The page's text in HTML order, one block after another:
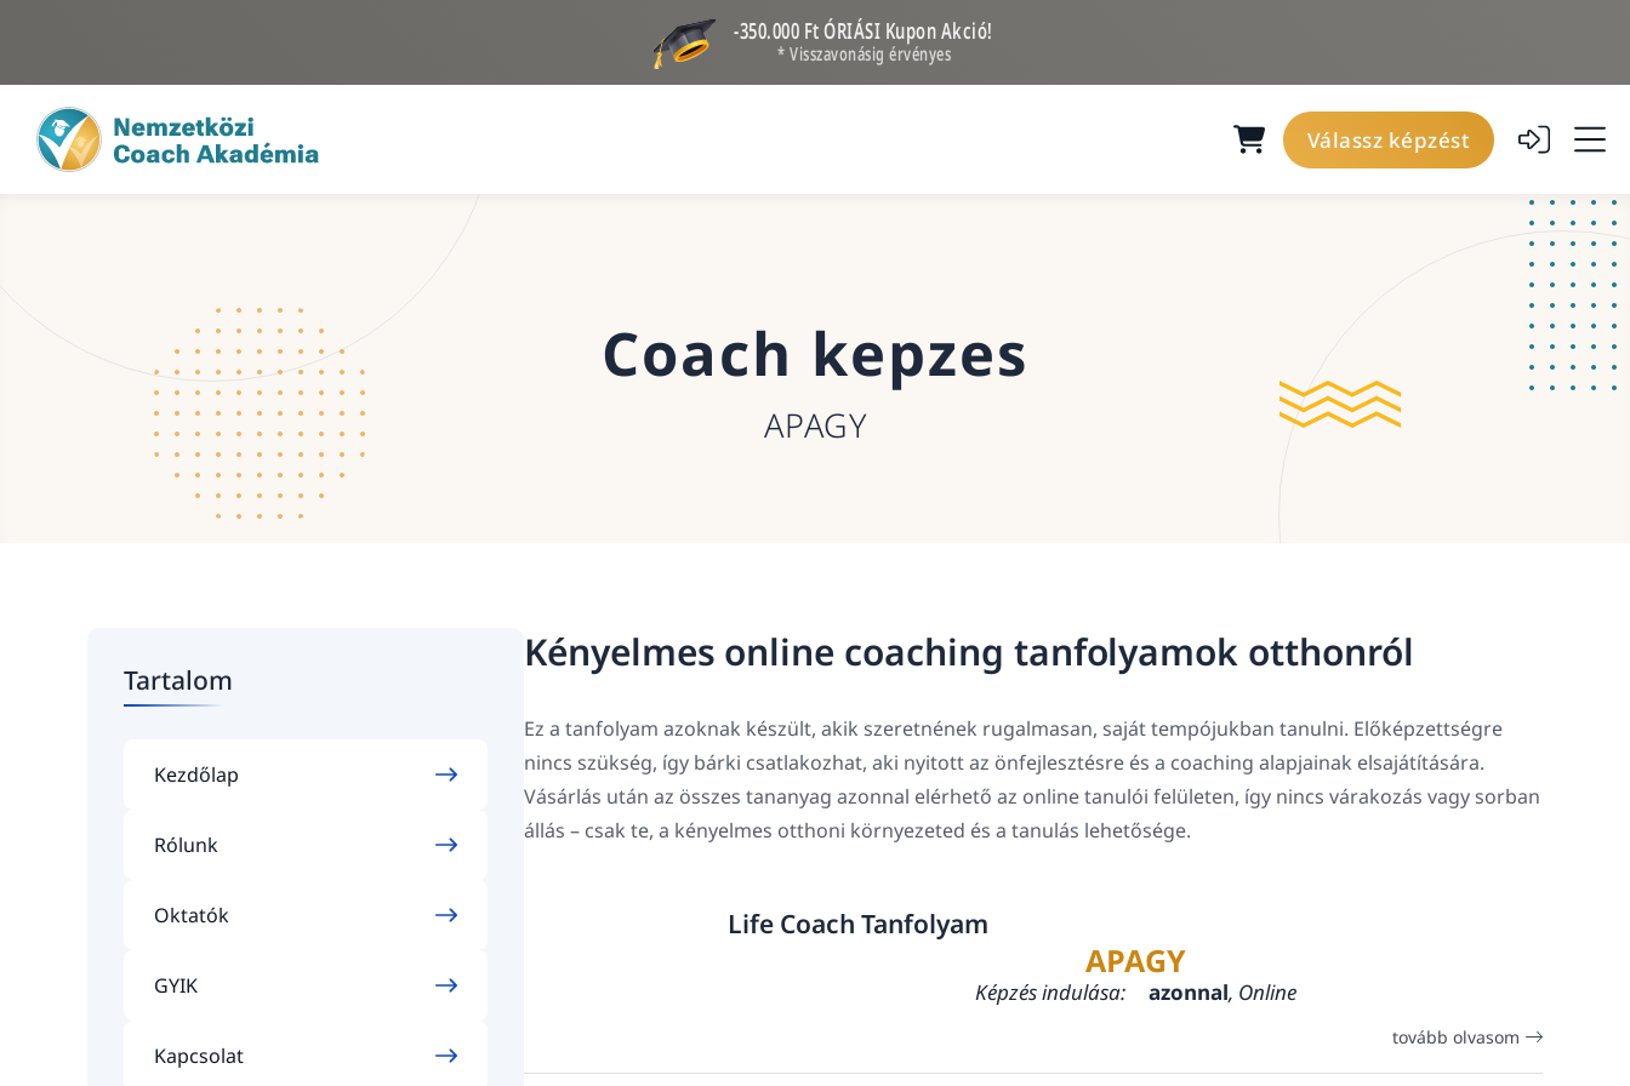
-350.000 Ft ÓRIÁSI Kupon Akció!
* Visszavonásig érvényes
Válassz képzést
Coach kepzes
APAGY
Tartalom
Kezdőlap
Rólunk
Oktatók
GYIK
Kapcsolat
Kényelmes online coaching tanfolyamok otthonról
Ez a tanfolyam azoknak készült, akik szeretnének rugalmasan, saját tempójukban tanulni. Előképzettségre
nincs szükség, így bárki csatlakozhat, aki nyitott az önfejlesztésre és a coaching alapjainak elsajátítására.
Vásárlás után az összes tananyag azonnal elérhető az online tanulói felületen, így nincs várakozás vagy sorban
állás – csak te, a kényelmes otthoni környezeted és a tanulás lehetősége.
Life Coach Tanfolyam
APAGY
Képzés indulása: azonnal, Online
tovább olvasom